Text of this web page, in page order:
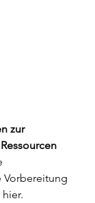
zur
Vorbereitung